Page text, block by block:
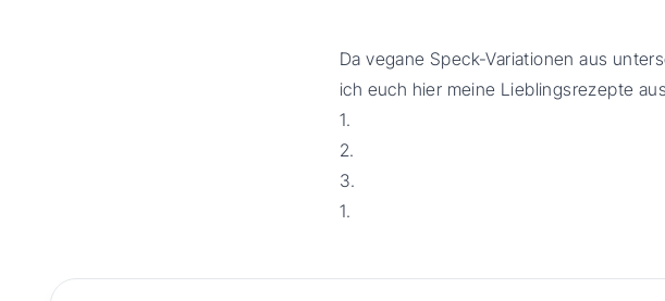
Da vegane Speck-Variationen aus
ich euch hier meine Lieblingsrezepte
1.
2.
3.
1.